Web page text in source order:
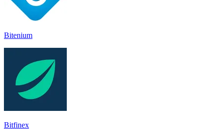
Bitenium
Bitfinex